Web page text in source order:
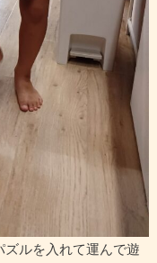
ルを入れて運んで遊